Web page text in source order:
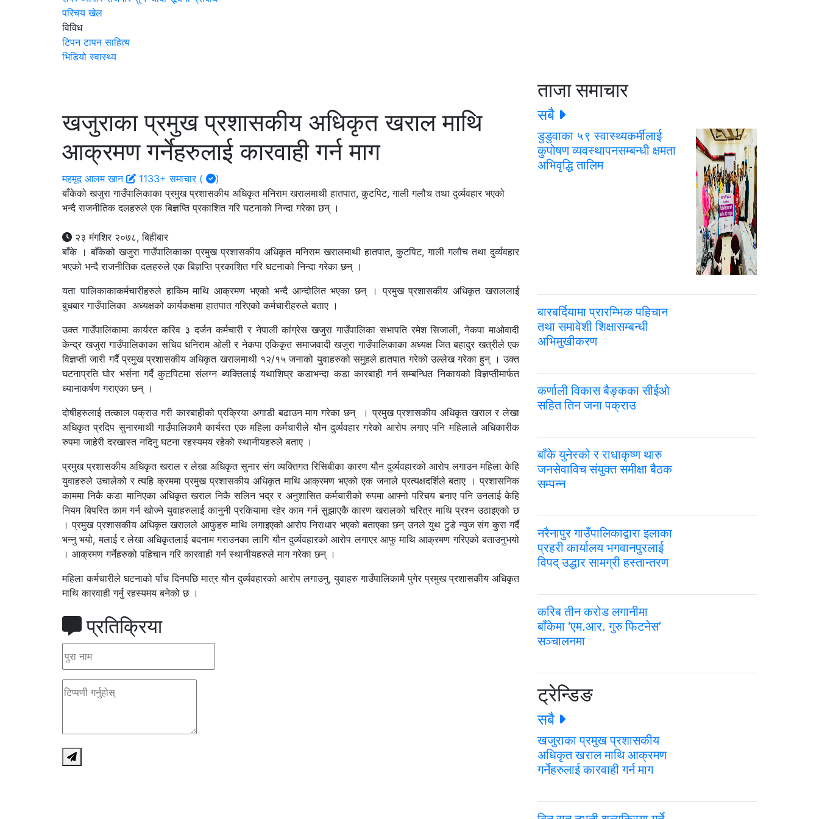
परिचय खेल
विविध
टिपन टापन साहित्य
भिडियो स्वास्थ्य
खजुराका प्रमुख प्रशासकीय अधिकृत खराल माथि
आक्रमण गर्नेहरुलाई कारवाही गर्न माग
महमूद आलम खान 1133+ समाचार (
)
बाँकेको खजुरा गाउँपालिकाका प्रमुख प्रशासकीय अधिकृत मनिराम खरालमाथी हातपात, कुटपिट, गाली गलौच तथा दुर्व्यवहार भएको
भन्दै राजनीतिक दलहरुले एक बिज्ञप्ति प्रकाशित गरि घटनाको निन्दा गरेका छन् ।
२३ मंगशिर २०७८, बिहीबार
बाँके । बाँकेको खजुरा गाउँपालिकाका प्रमुख प्रशासकीय अधिकृत मनिराम खरालमाथी हातपात, कुटपिट, गाली गलौच तथा दुर्व्यवहार
भएको भन्दै राजनीतिक दलहरुले एक बिज्ञप्ति प्रकाशित गरि घटनाको निन्दा गरेका छन् ।
यता पालिकाकाकर्मचारीहरुले हाकिम माथि आक्रमण भएको भन्दै आन्दोलित भएका छन् । प्रमुख प्रशासकीय अधिकृत खराललाई
बुधबार गाउँपालिका अध्यक्षको कार्यकक्षमा हातपात गरिएको कर्मचारीहरुले बताए ।
उक्त गाउँपालिकामा कार्यरत करिव ३ दर्जन कर्मचारी र नेपाली कांग्रेस खजुरा गाउँपालिका सभापति रमेश सिजाली, नेकपा माओवादी
केन्द्र खजुरा गाउँपालिकाका सचिव धनिराम ओली र नेकपा एकिकृत समाजवादी खजुरा गाउँपालिकाका अध्यक्ष जित बहादुर खत्रीले एक
विज्ञप्ती जारी गर्दै प्रमुख प्रशासकीय अधिकृत खरालमाथी १२/१५ जनाको युवाहरुको समुहले हातपात गरेको उल्लेख गरेका हुन् । उक्त
घटनाप्रति घोर भर्सना गर्दै कुटपिटमा संलग्न ब्यक्तिलाई यथाशिघ्र कडाभन्दा कडा कारबाही गर्न सम्बन्धित निकायको विज्ञप्तीमार्फत
ध्यानाकर्षण गराएका छन् ।
दोषीहरुलाई तत्काल पक्राउ गरी कारबाहीको प्रक्रिया अगाडी बढाउन माग गरेका छन् । प्रमुख प्रशासकीय अधिकृत खराल र लेखा
अधिकृत प्रदिप सुनारमाथी गाउँपालिकामै कार्यरत एक महिला कर्मचारीले यौन दुर्व्यवहार गरेको आरोप लगाए पनि महिलाले अधिकारीक
रुपमा जाहेरी दरखास्त नदिनु घटना रहस्यमय रहेको स्थानीयहरुले बताए ।
प्रमुख प्रशासकीय अधिकृत खराल र लेखा अधिकृत सुनार संग व्यक्तिगत रिसिबीका कारण यौन दुर्व्यवहारको आरोप लगाउन महिला केहि
युवाहरुले उचालेको र त्यहि क्रममा प्रमुख प्रशासकीय अधिकृत माथि आक्रमण भएको एक जनाले प्रत्यक्षदर्शिले बताए । प्रशासनिक
काममा निकै कडा मानिएका अधिकृत खराल निकै सलिन भद्र र अनुशासित कर्मचारीको रुपमा आफ्नो परिचय बनाए पनि उनलाई केहि
नियम बिपरित काम गर्न खोज्ने युवाहरुलाई कानुनी प्रकियामा रहेर काम गर्न सुझाएकै कारण खरालको चरित्र माथि प्रश्न उठाइएको छ
। प्रमुख प्रशासकीय अधिकृत खरालले आफुहरु माथि लगाइएको आरोप निराधार भएको बताएका छन् उनले युथ टुडे न्युज संग कुरा गर्दै
भन्नु भयो, मलाई र लेखा अधिकृतलाई बदनाम गराउनका लागि यौन दुर्व्यवहारको आरोप लगाएर आफु माथि आक्रमण गरिएको बताउनुभयो
। आक्रमण गर्नेहरुको पहिचान गरि कारवाही गर्न स्थानीयहरुले माग गरेका छन् ।
महिला कर्मचारीले घटनाको पाँच दिनपछि मात्र यौन दुर्व्यवहारको आरोप लगाउनु, युवाहरु गाउँपालिकामै पुगेर प्रमुख प्रशासकीय अधिकृत
माथि कारवाही गर्नु रहस्यमय बनेको छ ।
प्रतिक्रिया
ताजा समाचार
सबै
डुडुवाका ५९ स्वास्थ्यकर्मीलाई
कुपोषण व्यवस्थापनसम्बन्धी क्षमता
अभिवृद्धि तालिम
बारबर्दियामा प्रारम्भिक पहिचान
तथा समावेशी शिक्षासम्बन्धी
अभिमुखीकरण
कर्णाली विकास बैङ्कका सीईओ
सहित तिन जना पक्राउ
बाँके युनेस्को र राधाकृष्ण थारु
जनसेवाविच संयुक्त समीक्षा बैठक
सम्पन्न
नरैनापुर गाउँपालिकाद्वारा इलाका
प्रहरी कार्यालय भगवानपुरलाई
विपद् उद्धार सामग्री हस्तान्तरण
करिब तीन करोड लगानीमा
बाँकेमा ‘एम.आर. गुरु फिटनेस’
सञ्चालनमा
ट्रेन्डिङ
सबै
खजुराका प्रमुख प्रशासकीय
अधिकृत खराल माथि आक्रमण
गर्नेहरुलाई कारवाही गर्न माग